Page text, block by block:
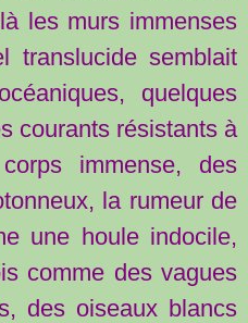
les murs immenses
translucide semblait
quelques
courants résistants à
immense, des
la rumeur de
une houle indocile,
comme des vagues
des oiseaux blancs